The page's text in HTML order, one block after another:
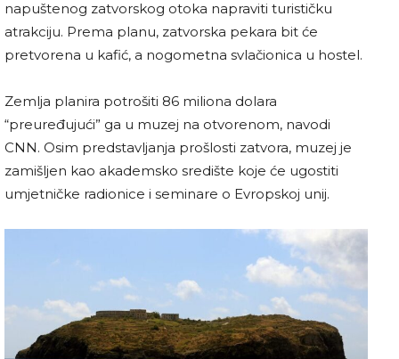
napuštenog zatvorskog otoka napraviti turističku
atrakciju. Prema planu, zatvorska pekara bit će
pretvorena u kafić, a nogometna svlačionica u hostel.
Zemlja planira potrošiti 86 miliona dolara
“preuređujući” ga u muzej na otvorenom, navodi
CNN. Osim predstavljanja prošlosti zatvora, muzej je
zamišljen kao akademsko središte koje će ugostiti
umjetničke radionice i seminare o Evropskoj unij.